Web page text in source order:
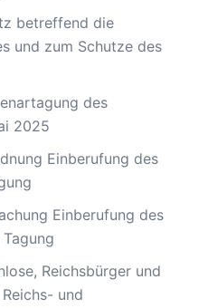
betreffend die
und zum Schutze des
des
2025
Einberufung des
Einberufung des
Reichsbürger und
und